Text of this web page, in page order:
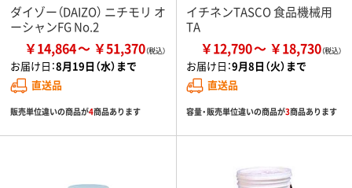
ダイゾー（DAIZO） ニチモリ オ
ーシャンFG No.2
￥14,864 ￥51,370
お届け日：8月19日（水）まで
直送品
販売単位違いの商品が4商品あります
イチネンTASCO 食品機械用
TA
￥12,790 ￥18,730
お届け日：9月8日（火）まで
直送品
容量・販売単位違いの商品が3商品あります